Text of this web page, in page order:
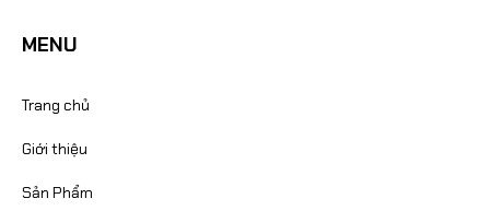
MENU
Trang chủ
Giới thiệu
Sản Phẩm